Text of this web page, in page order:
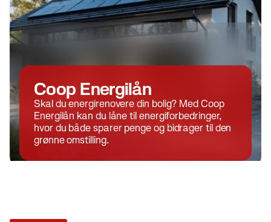
Coop Energilån
Skal du energirenovere din bolig? Med Coop
Energilån kan du låne til energiforbedringer,
hvor du både sparer penge og bidrager til den
grønne omstilling.